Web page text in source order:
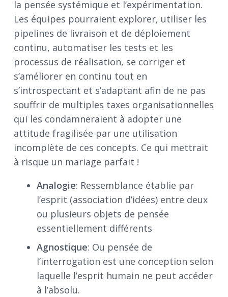
la pensée systémique et l’expérimentation.
Les équipes pourraient explorer, utiliser les
pipelines de livraison et de déploiement
continu, automatiser les tests et les
processus de réalisation, se corriger et
s’améliorer en continu tout en
s’introspectant et s’adaptant afin de ne pas
souffrir de multiples taxes organisationnelles
qui les condamneraient à adopter une
attitude fragilisée par une utilisation
incomplète de ces concepts. Ce qui mettrait
à risque un mariage parfait !
Analogie: Ressemblance établie par
l’esprit (association d’idées) entre deux
ou plusieurs objets de pensée
essentiellement différents
Agnostique: Ou pensée de
l’interrogation est une conception selon
laquelle l’esprit humain ne peut accéder
à l’absolu.